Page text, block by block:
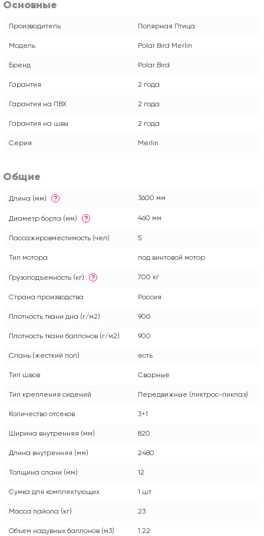
Основные
Производитель Полярная Птица
Модель Polar Bird Merlin
Бренд Polar Bird
Гарантия 2 года
Гарантия на ПВХ 2 года
Гарантия на швы 2 года
Серия Merlin
Общие
Длина (мм) ? 3600 мм
Диаметр борта (мм) ? 460 мм
Пассажировместимость (чел) 5
Тип мотора под винтовой мотор
Грузоподъемность (кг) ? 700 кг
Страна производства Россия
Плотность ткани дна (г/м2) 900
Плотность ткани баллонов (г/м2) 900
Слань (жесткий пол) есть
Тип швов Сварные
Тип крепления сидений Передвижные (ликтрос-ликпаз)
Количество отсеков 3+1
Ширина внутренняя (мм) 820
Длина внутренняя (мм) 2480
Толщина слани (мм) 12
Сумка для комплектующих 1 шт.
Масса пайола (кг) 23
Объем надувных баллонов (м3) 1.22